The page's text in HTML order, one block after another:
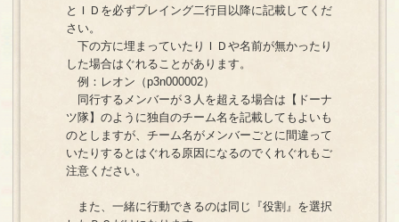
とＩＤを必ずプレイング二行目以降に記載してくだ
さい。
下の方に埋まっていたりＩＤや名前が無かったり
した場合はぐれることがあります。
例：レオン（p3n000002）
同行するメンバーが３人を超える場合は【ドーナ
ツ隊】のように独自のチーム名を記載してもよいも
のとしますが、チーム名がメンバーごとに間違って
いたりするとはぐれる原因になるのでくれぐれもご
注意ください。
また、一緒に行動できるのは同じ『役割』を選択